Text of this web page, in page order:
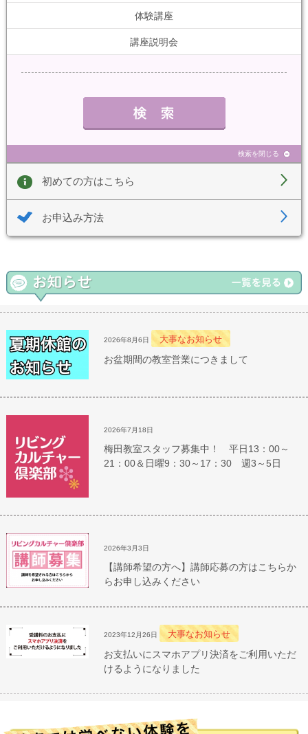
体験講座
講座説明会
検索を閉じる
初めての方はこちら
お申込み方法
2026年8月6日 大事なお知らせ
お盆期間の教室営業につきまして
2026年7月18日
梅田教室スタッフ募集中！ 平日13：00～
21：00＆日曜9：30～17：30 週3～5日
2026年3月3日
【講師希望の方へ】講師応募の方はこちらか
らお申し込みください
2023年12月26日 大事なお知らせ
お支払いにスマホアプリ決済をご利用いただ
けるようになりました